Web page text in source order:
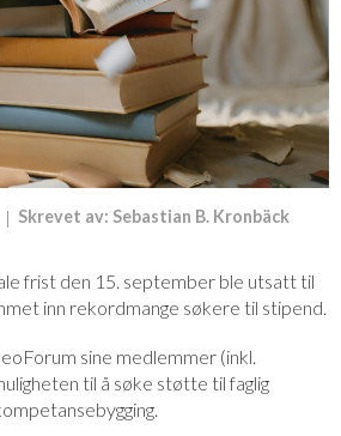
Skrevet av: Sebastian B. Kronbäck
frist den 15. september ble utsatt til
inn rekordmange søkere til stipend.
sine medlemmer (inkl.
til å søke støtte til faglig